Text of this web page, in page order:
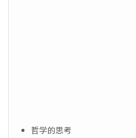
哲学的思考